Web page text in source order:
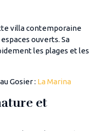
villa contemporaine
ouverts. Sa
les plages et les
Gosier : La Marina
et